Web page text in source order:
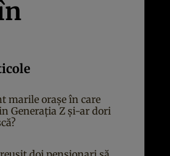
marile orașe în care
Generația Z și-ar dori